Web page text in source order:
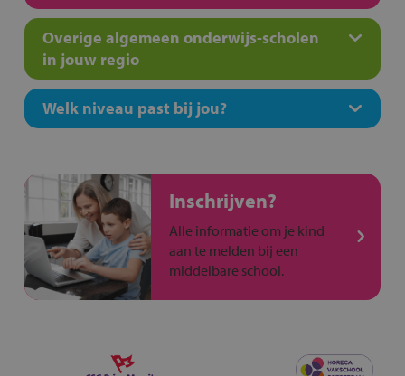
Overige algemeen onderwijs-scholen
in jouw regio
Welk niveau past bij jou?
Inschrijven?
Alle informatie om je kind
aan te melden bij een
middelbare school.